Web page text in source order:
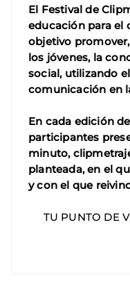
El Festival de
educación para el
objetivo
los jóvenes, la
social, utilizando
comunicación en
En cada edición
participantes
minuto,
planteada, en el
y con el que
TU PUNTO DE